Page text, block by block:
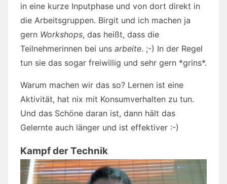
in eine kurze Inputphase und von dort direkt in
die Arbeitsgruppen. Birgit und ich machen ja
gern Workshops, das heißt, dass die
Teilnehmerinnen bei uns arbeite. ;-) In der Regel
tun sie das sogar freiwillig und sehr gern *grins*.
Warum machen wir das so? Lernen ist eine
Aktivität, hat nix mit Konsumverhalten zu tun.
Und das Schöne daran ist, dann hält das
Gelernte auch länger und ist effektiver :-)
Kampf der Technik